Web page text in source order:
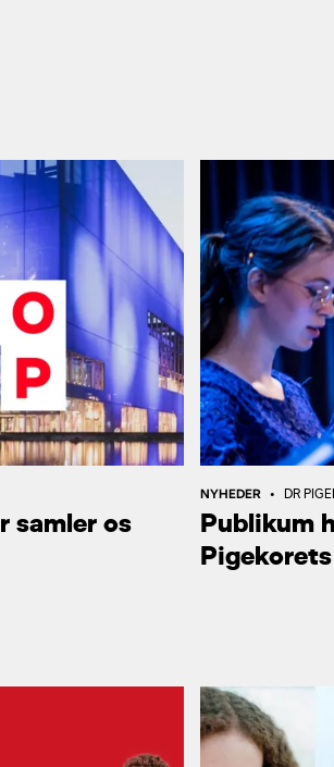
samler os
NYHEDER • DR
Publikum